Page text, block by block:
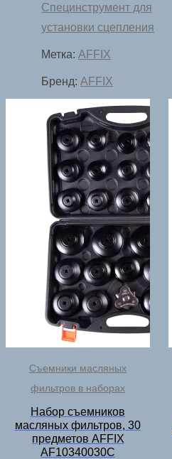
VAG,
кейс,
8
предметов
AF10401008C
Специнструмент для
установки сцепления
Метка: AFFIX
Бренд: AFFIX
Съемники масляных
фильтров в наборах
Набор съемников
масляных фильтров, 30
предметов AFFIX
AF10340030C